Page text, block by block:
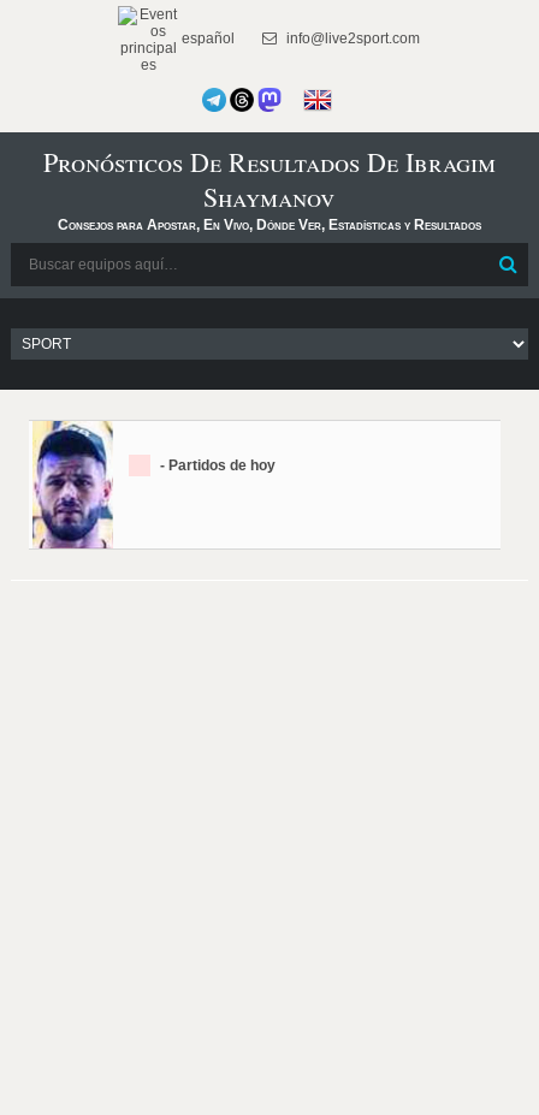
español info@live2sport.com
Pronósticos De Resultados De Ibragim
Shaymanov
Consejos para Apostar, En Vivo, Dónde Ver, Estadísticas y Resultados
- Partidos de hoy